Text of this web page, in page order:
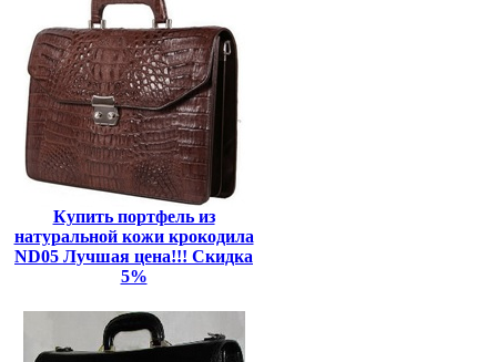
Купить портфель из
натуральной кожи крокодила
ND05 Лучшая цена!!! Скидка
5%